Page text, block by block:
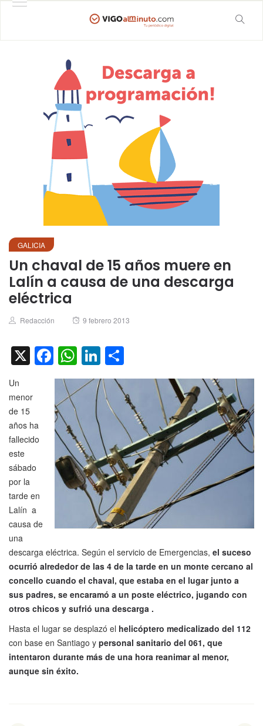
GALICIA
Un chaval de 15 años muere en
Lalín a causa de una descarga
eléctrica
Author
Redacción
Posted
9 febrero 2013
X Facebook
WhatsApp
LinkedIn
Un
menor
de 15
años ha
fallecido
este
sábado
por la
tarde en
Lalín a
causa de
una
descarga eléctrica. Según el servicio de Emergencias, el suceso
ocurrió alrededor de las 4 de la tarde en un monte cercano al
concello cuando el chaval, que estaba en el lugar junto a
sus padres, se encaramó a un poste eléctrico, jugando con
otros chicos y sufrió una descarga .
Hasta el lugar se desplazó el helicóptero medicalizado del 112
con base en Santiago y personal sanitario del 061, que
intentaron durante más de una hora reanimar al menor,
aunque sin éxito.